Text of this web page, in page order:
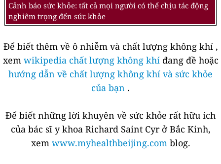
Cảnh báo sức khỏe: tất cả mọi người có thể chịu tác động
nghiêm trọng đến sức khỏe
Để biết thêm về ô nhiễm và chất lượng không khí ,
xem wikipedia chất lượng không khíđang đề hoặc
hướng dẫn về chất lượng không khí và sức khỏe
của bạn .
Để biết những lời khuyên về sức khỏe rất hữu ích
của bác sĩ y khoa Richard Saint Cyr ở Bắc Kinh,
xem www.myhealthbeijing.com blog.